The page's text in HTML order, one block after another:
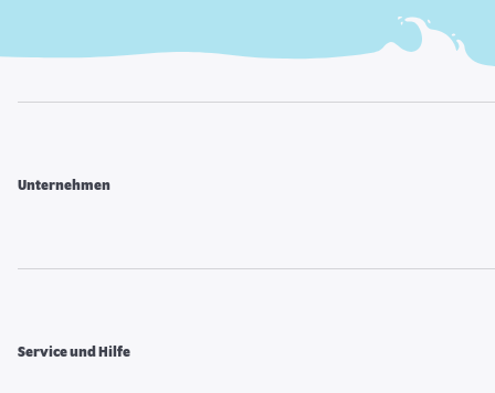
Unternehmen
Service und Hilfe